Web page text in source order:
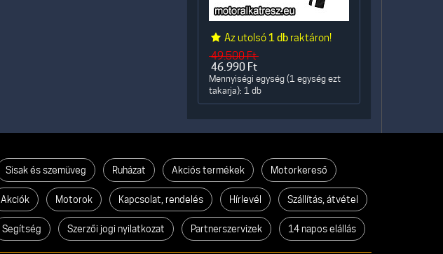
Az utolsó 1 db raktáron!
49.500Ft
46.990 Ft
Mennyiségi egység (1 egység ezt
takarja): 1 db
Sisak és szemüveg Ruházat Akciós termékek Motorkereső
Akciók Motorok Kapcsolat, rendelés Hírlevél Szállítás, átvétel
Segítség Szerzői jogi nyilatkozat Partnerszervizek 14 napos elállás